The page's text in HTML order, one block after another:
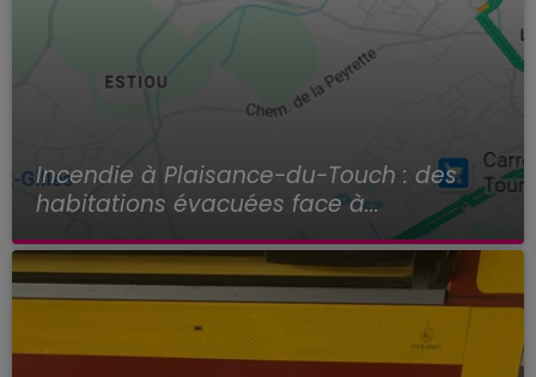
Incendie à Plaisance-du-Touch : des
habitations évacuées face à...